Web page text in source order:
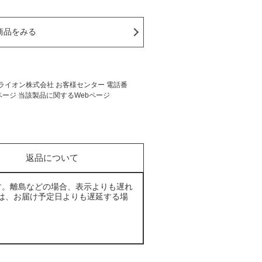
品をみる
イオン株式会社 お客様センター 電話番
ジ 当該製品に関するWebページ
返品について
離島などの場合、表示よりも遅れ
、お届け予定日よりも遅延する場